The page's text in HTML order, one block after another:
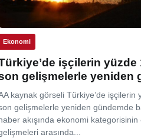
Ekonomi
işçilerin yüzde
gelişmelerle yeniden
kaynak görseli Türkiye’de işçilerin
gelişmelerle yeniden gündemde
akışında ekonomi
arasında...